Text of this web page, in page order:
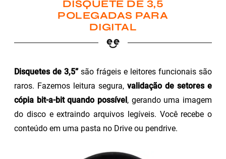
DISQUETE DE 3,5
POLEGADAS PARA
DIGITAL
Disquetes de 3,5”são frágeis e leitores funcionais são
raros. Fazemos leitura segura, validação de setores e
cópia bit-a-bit quando possível, gerando uma imagem
do disco e extraindo arquivos legíveis. Você recebe o
conteúdo em uma pasta no Drive ou pendrive.